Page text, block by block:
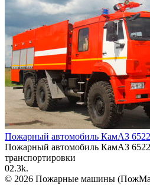
Пожарный автомобиль КамАЗ
Пожарный автомобиль КамАЗ
транспортировки
02.3k.
© 2026 Пожарные машины